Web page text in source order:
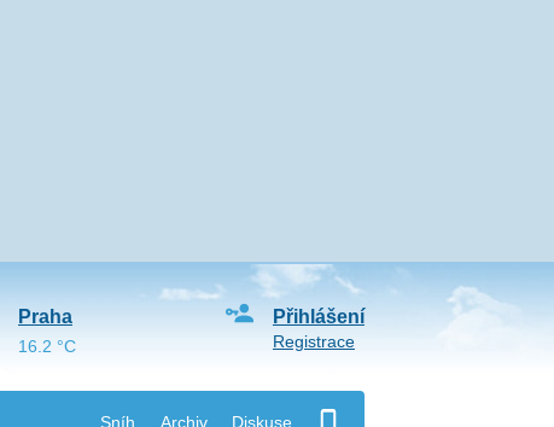
Sníh Archiv Diskuse
Přihlášení
Registrace
Praha
16.2 °C